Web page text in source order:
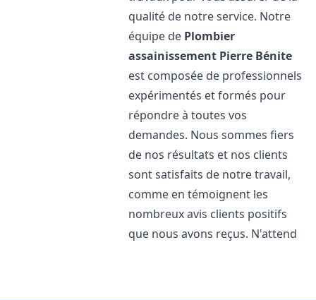
qualité de notre service. Notre
équipe de Plombier
assainissement Pierre Bénite
est composée de professionnels
expérimentés et formés pour
répondre à toutes vos
demandes. Nous sommes fiers
de nos résultats et nos clients
sont satisfaits de notre travail,
comme en témoignent les
nombreux avis clients positifs
que nous avons reçus. N'attend